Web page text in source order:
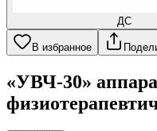
ДС
В избранное
«УВЧ-30»